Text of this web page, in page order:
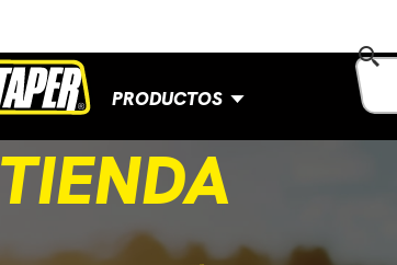
PRODUCTOS
CONTACTO
TIENDA